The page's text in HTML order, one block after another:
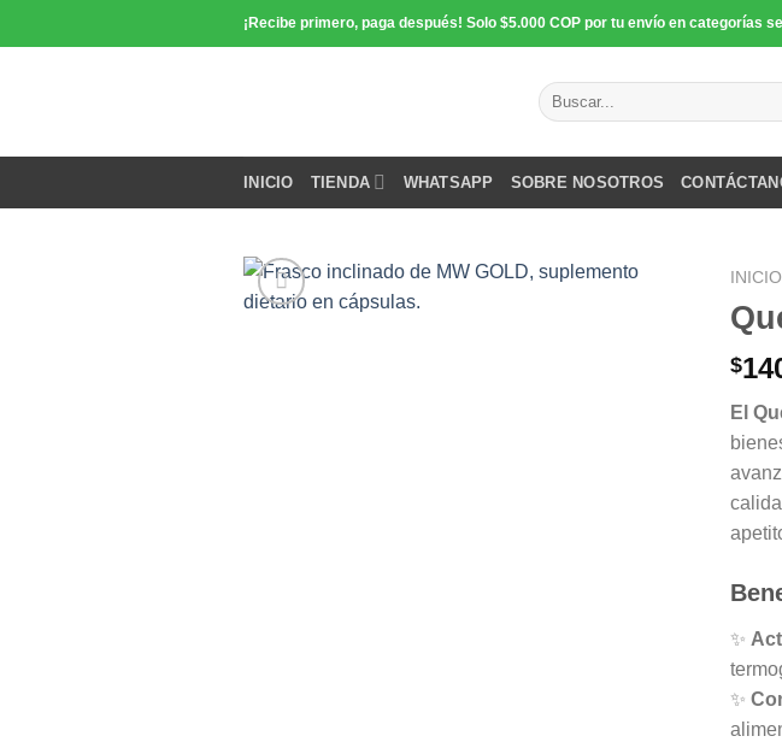
contenido
¡Recibe primero, paga después! Solo $5.000 COP por tu envío en categorías
Buscar
por:
INICIO TIENDA WHATSAPP SOBRE NOSOTROS
INICIO
$
El
✨
✨